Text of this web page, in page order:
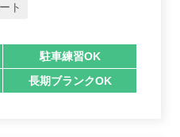
ックス
ト
駐車練習OK
長期ブランクOK